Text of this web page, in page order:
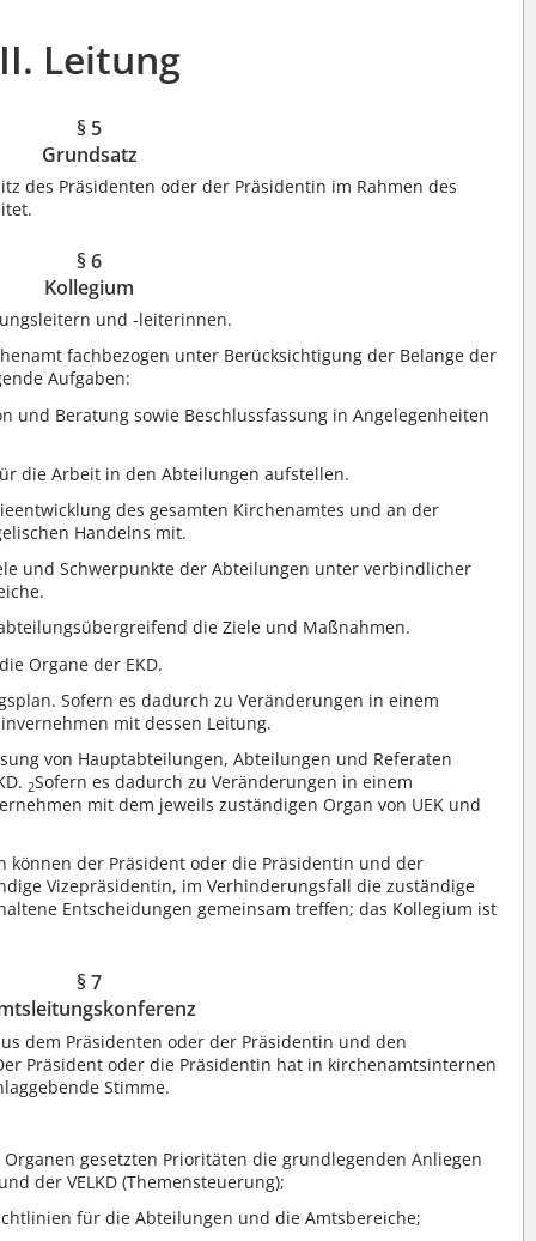
II. Leitung
§ 5
Grundsatz
des Präsidenten oder der Präsidentin im Rahmen des
§ 6
Kollegium
und -leiterinnen.
fachbezogen unter Berücksichtigung der Belange der
Aufgaben:
und Beratung sowie Beschlussfassung in Angelegenheiten
die Arbeit in den Abteilungen aufstellen.
des gesamten Kirchenamtes und an der
Handelns mit.
und Schwerpunkte der Abteilungen unter verbindlicher
die Ziele und Maßnahmen.
Organe der EKD.
Sofern es dadurch zu Veränderungen in einem
mit dessen Leitung.
von Hauptabteilungen, Abteilungen und Referaten
2Sofern es dadurch zu Veränderungen in einem
mit dem jeweils zuständigen Organ von UEK und
können der Präsident oder die Präsidentin und der
Vizepräsidentin, im Verhinderungsfall die zuständige
Entscheidungen gemeinsam treffen; das Kollegium ist
§ 7
dem Präsidenten oder der Präsidentin und den
Präsident oder die Präsidentin hat in kirchenamtsinternen
Stimme.
gesetzten Prioritäten die grundlegenden Anliegen
der VELKD (Themensteuerung);
für die Abteilungen und die Amtsbereiche;